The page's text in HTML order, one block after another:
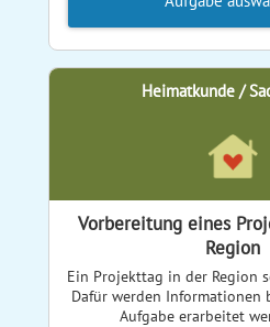
Heimatkunde /
Vorbereitung eines
Region
Ein Projekttag in der Region
Dafür werden Informationen
Aufgabe erarbeitet